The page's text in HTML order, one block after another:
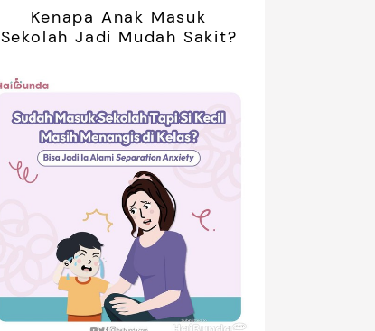
Kenapa Anak Masuk
Sekolah Jadi Mudah Sakit?